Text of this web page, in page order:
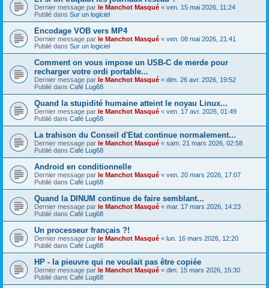
Dernier message par le Manchot Masqué « ven. 15 mai 2026, 11:24
Publié dans Sur un logiciel
Encodage VOB vers MP4
Dernier message par le Manchot Masqué « ven. 08 mai 2026, 21:41
Publié dans Sur un logiciel
Comment on vous impose un USB-C de merde pour
recharger votre ordi portable...
Dernier message par le Manchot Masqué « dim. 26 avr. 2026, 19:52
Publié dans Café Lug68
Quand la stupidité humaine atteint le noyau Linux...
Dernier message par le Manchot Masqué « ven. 17 avr. 2026, 01:49
Publié dans Café Lug68
La trahison du Conseil d'Etat continue normalement...
Dernier message par le Manchot Masqué « sam. 21 mars 2026, 02:58
Publié dans Café Lug68
Android en conditionnelle
Dernier message par le Manchot Masqué « ven. 20 mars 2026, 17:07
Publié dans Café Lug68
Quand la DINUM continue de faire semblant...
Dernier message par le Manchot Masqué « mar. 17 mars 2026, 14:23
Publié dans Café Lug68
Un processeur français ?!
Dernier message par le Manchot Masqué « lun. 16 mars 2026, 12:20
Publié dans Café Lug68
HP - la pieuvre qui ne voulait pas être copiée
Dernier message par le Manchot Masqué « dim. 15 mars 2026, 15:30
Publié dans Café Lug68